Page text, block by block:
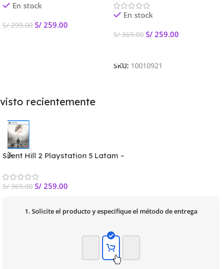
En stock
S/299.00 S/ 259.00
En stock
S/369.00 S/ 259.00
SKU: 10010921
visto recientemente
Silent Hill 2 Playstation 5 Latam –
S/369.00 S/ 259.00
1. Solicite el producto y especifique el método de entrega